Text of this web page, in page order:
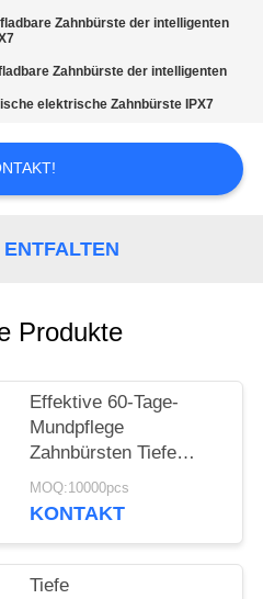
Zahnbürste der intelligenten
Zahnbürste der intelligenten
elektrische Zahnbürste IPX7
Produkte
Effektive 60-Tage-
Mundpflege
Zahnbürsten Tiefe
Bakterienentfernung
Sanfte Reinigung
MOQ:10000pcs
KONTAKT
Tiefe